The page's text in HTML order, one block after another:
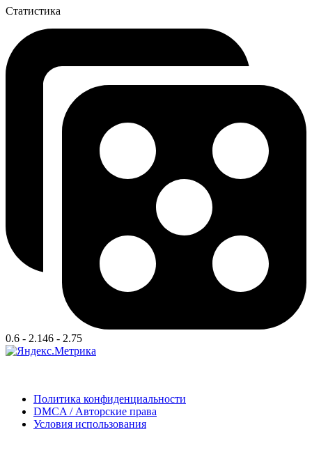
Статистика
0.6 - 2.146 - 2.75
Политика конфиденциальности
DMCA / Авторские права
Условия использования